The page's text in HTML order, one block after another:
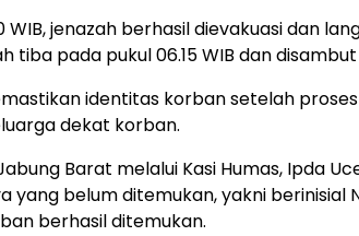
WIB, jenazah berhasil dievakuasi dan
tiba pada pukul 06.15 WIB dan
identitas korban setelah
dekat korban.
Barat melalui Kasi Humas, Ipda
yang belum ditemukan, yakni
berhasil ditemukan.